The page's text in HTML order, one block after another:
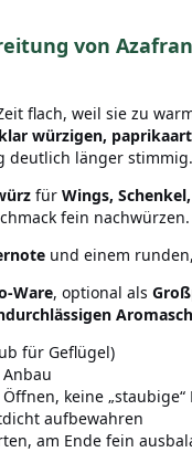
von
flach, weil sie zu
klar würzigen,
deutlich länger stimmig.
für Wings,
fein nachwürzen.
und einem
Ware, optional als
für Geflügel)
keine „staubige“
aufbewahren
am Ende fein